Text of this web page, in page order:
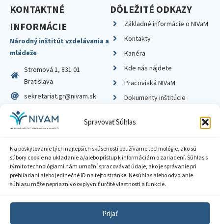
Spravovať Súhlas
Na poskytovanie tých najlepších skúseností používame technológie, ako sú
súbory cookie na ukladanie a/alebo prístup k informáciám o zariadení. Súhlas s
týmito technológiami nám umožní spracovávať údaje, ako je správanie pri
prehliadaní alebo jedinečné ID na tejto stránke. Nesúhlas alebo odvolanie
súhlasu môže nepriaznivo ovplyvniť určité vlastnosti a funkcie.
Prijať
KONTAKTNÉ
INFORMÁCIE
Národný inštitút vzdelávania a
mládeže
Stromová 1, 831 01
Bratislava
sekretariat.gr@nivam.sk
IČO: 00164348
DIČ: 2020798714
DÔLEŽITÉ ODKAZY
Základné informácie o NIVaM
Kontakty
Kariéra
Kde nás nájdete
Pracoviská NIVaM
Dokumenty inštitúcie
Zásady ochrany súkromia
Sprístupnenie informácií